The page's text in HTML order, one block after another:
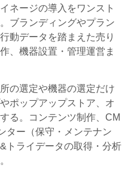
ネージの導入をワンスト
ブランディングやプラン
動データを踏まえた売り
、機器設置・管理運営ま
の選定や機器の選定だけ
ポップアップストア、オ
る。コンテンツ制作、CM
ター（保守・メンテナン
トライデータの取得・分析